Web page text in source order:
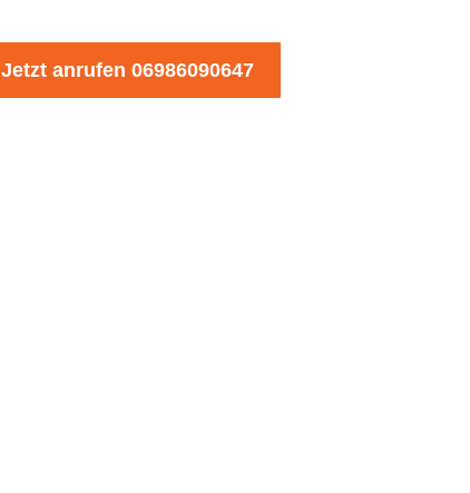
Jetzt anrufen 06986090647